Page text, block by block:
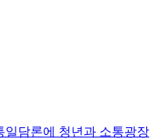
일담론에 청년과 소통광장